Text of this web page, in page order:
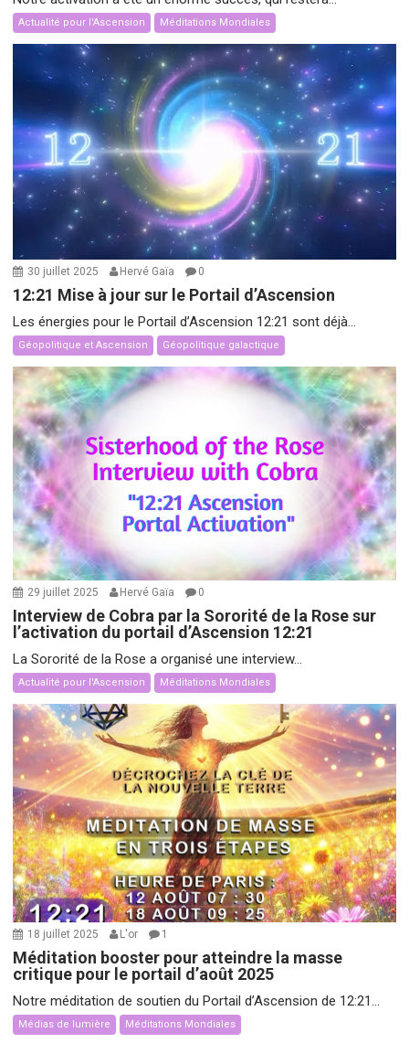
Actualité pour l'Ascension Méditations Mondiales
30 juillet 2025 Hervé Gaïa 0
12:21 Mise à jour sur le Portail d’Ascension
Les énergies pour le Portail d’Ascension 12:21 sont déjà...
Géopolitique et Ascension Géopolitique galactique
29 juillet 2025 Hervé Gaïa 0
Interview de Cobra par la Sororité de la Rose sur
l’activation du portail d’Ascension 12:21
La Sororité de la Rose a organisé une interview...
Actualité pour l'Ascension Méditations Mondiales
18 juillet 2025 L'or 1
Méditation booster pour atteindre la masse
critique pour le portail d’août 2025
Notre méditation de soutien du Portail d’Ascension de 12:21...
Médias de lumière Méditations Mondiales